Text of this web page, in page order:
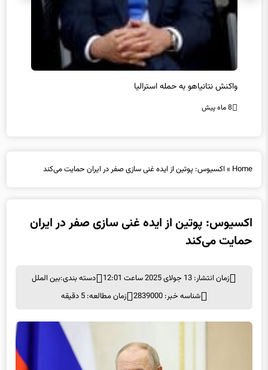
واکنش نتانیاهو به حمله استرالیا
8 ماه پیش
Home
» اکسیوس: پوتین از ایده غنی سازی صفر در ایران حمایت می‌کند
اکسیوس: پوتین از ایده غنی سازی صفر در ایران
حمایت می‌کند
زمان انتشار: 13 جولای 2025 ساعت 12:01 دسته بندی:بین الملل
شناسه خبر: 2839000
زمان مطالعه: 5 دقیقه